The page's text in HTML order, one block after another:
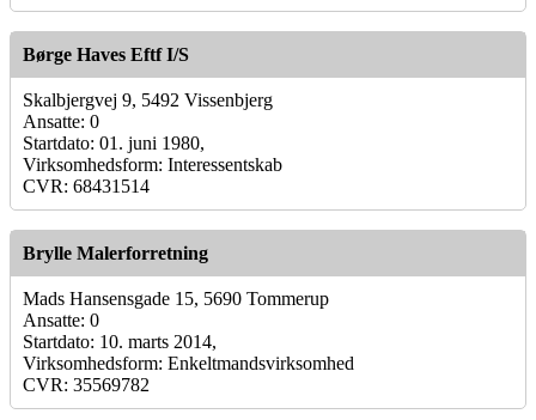
Børge Haves Eftf I/S
Skalbjergvej 9, 5492 Vissenbjerg
Ansatte: 0
Startdato: 01. juni 1980,
Virksomhedsform: Interessentskab
CVR: 68431514
Brylle Malerforretning
Mads Hansensgade 15, 5690 Tommerup
Ansatte: 0
Startdato: 10. marts 2014,
Virksomhedsform: Enkeltmandsvirksomhed
CVR: 35569782